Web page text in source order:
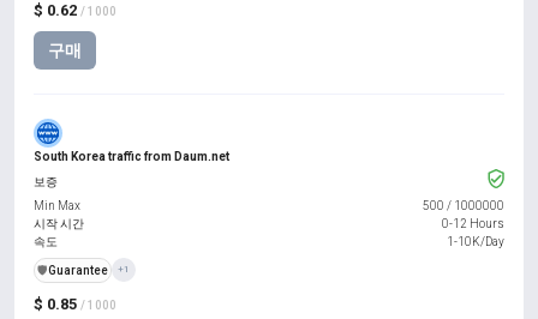
$ 0.62 / 1000
구매
South Korea traffic from Daum.net
$ 0.85 / 1000
보증
Min Max
500 / 1000000
시작 시간
0-12 Hours
속도
1-10K/Day
️🛡️Guarantee +1